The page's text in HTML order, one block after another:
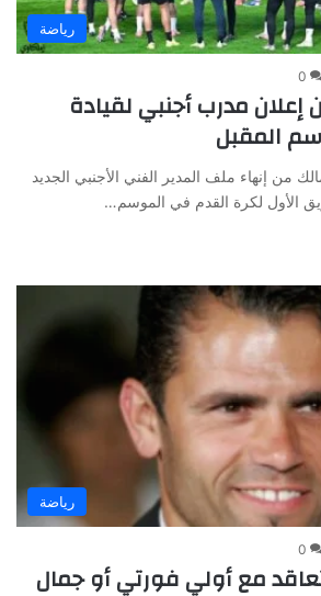
رياضة
0
إعلان مدرب أجنبي لقيادة
المقبل
من إنهاء ملف المدير الفني الأجنبي الجديد
الأول لكرة القدم في الموسم…
رياضة
0
مع أولي فورتي أو جمال